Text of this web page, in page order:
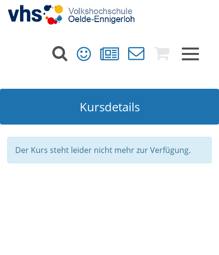
Toggle
Kursdetails
Der Kurs steht leider nicht mehr zur Verfügung.